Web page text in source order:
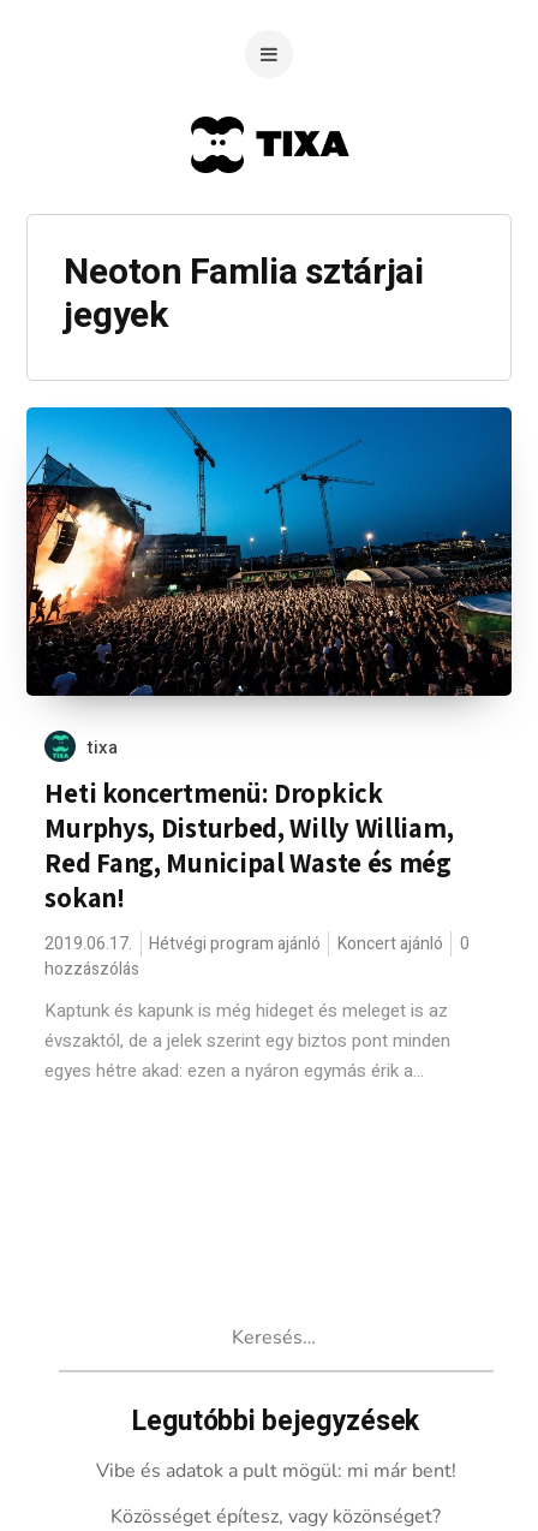
Neoton Famlia sztárjai
jegyek
tixa
Heti koncertmenü: Dropkick
Murphys, Disturbed, Willy William,
Red Fang, Municipal Waste és még
sokan!
2019.06.17. Hétvégi program ajánló Koncert ajánló
0
hozzászólás
Kaptunk és kapunk is még hideget és meleget is az
évszaktól, de a jelek szerint egy biztos pont minden
egyes hétre akad: ezen a nyáron egymás érik a...
Legutóbbi bejegyzések
Vibe és adatok a pult mögül: mi már bent!
Közösséget építesz, vagy közönséget?